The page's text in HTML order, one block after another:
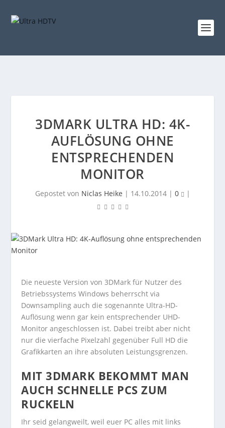
3DMARK ULTRA HD: 4K-
AUFLÖSUNG OHNE
ENTSPRECHENDEN
MONITOR
Gepostet von Niclas Heike | 14.10.2014| 0 |
Die neueste Version von 3DMark für Nutzer des
Betriebssystems Windows beherrscht via
Downsampling auch die sogenannte Ultra-HD-
Auflösung wenn gar kein entsprechender UHD-
Monitor angeschlossen ist. Dabei treibt aber nicht
nur die vierfache Pixelzahl gegenüber Full HD die
Grafikkarten an ihre absoluten Leistungsgrenzen.
MIT 3DMARK BEKOMMT MAN
AUCH SCHNELLE PCS ZUM
RUCKELN
Ihr seid gelangweilt, weil euer PC alles mit links